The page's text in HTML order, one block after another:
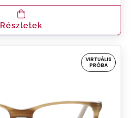
Részletek
VIRTUÁLIS
PRÓBA